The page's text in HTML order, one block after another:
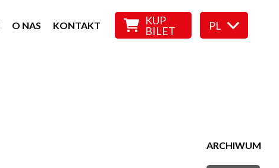
O NAS KONTAKT
KUP
BILET
PL
ARCHIWUM